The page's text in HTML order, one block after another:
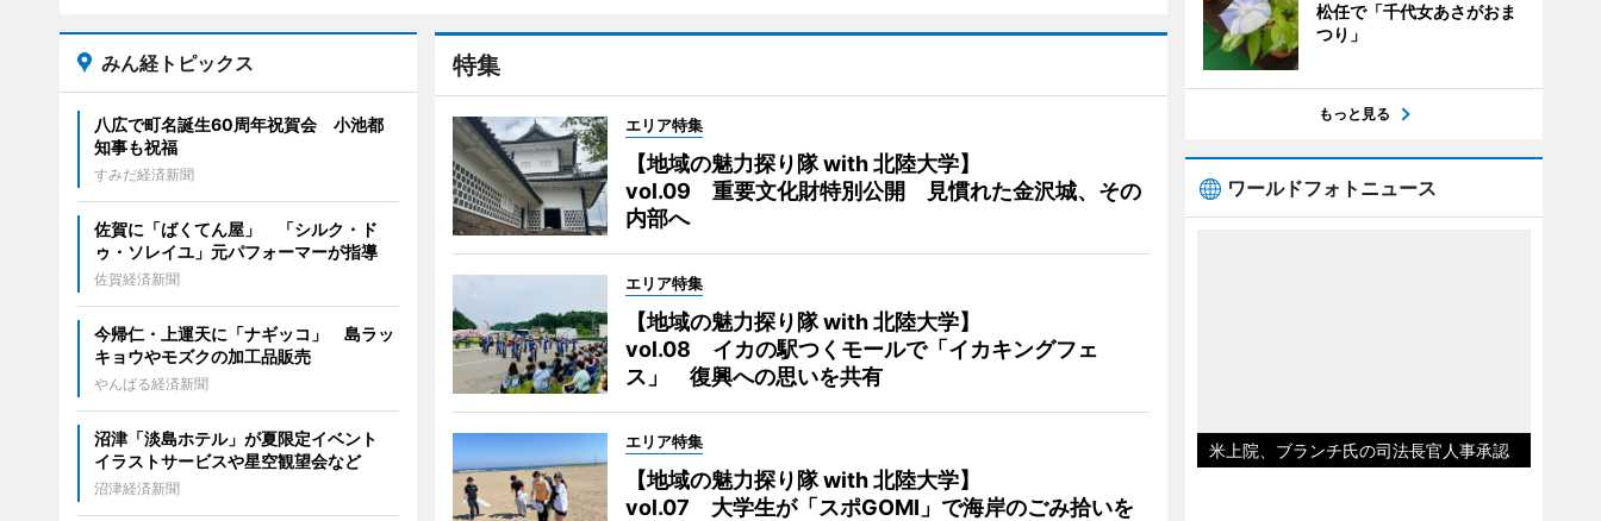
特集
エリア特集
【地域の魅力探り隊 with 北陸大学】
vol.09 重要文化財特別公開 見慣れた金沢城、その
内部へ
エリア特集
【地域の魅力探り隊 with 北陸大学】
vol.08 イカの駅つくモールで「イカキングフェ
ス」 復興への思いを共有
エリア特集
【地域の魅力探り隊 with 北陸大学】
vol.07 大学生が「スポGOMI」で海岸のごみ拾いを
みん経トピックス
八広で町名誕生60周年祝賀会 小池都
知事も祝福
すみだ経済新聞
佐賀に「ばくてん屋」 「シルク・ド
ゥ・ソレイユ」元パフォーマーが指導
佐賀経済新聞
今帰仁・上運天に「ナギッコ」 島ラッ
キョウやモズクの加工品販売
やんばる経済新聞
沼津「淡島ホテル」が夏限定イベント
イラストサービスや星空観望会など
沼津経済新聞
松任で「千代女あさがおま
つり」
もっと見る
ワールドフォトニュース
米上院、ブランチ氏の司法長官人事承認